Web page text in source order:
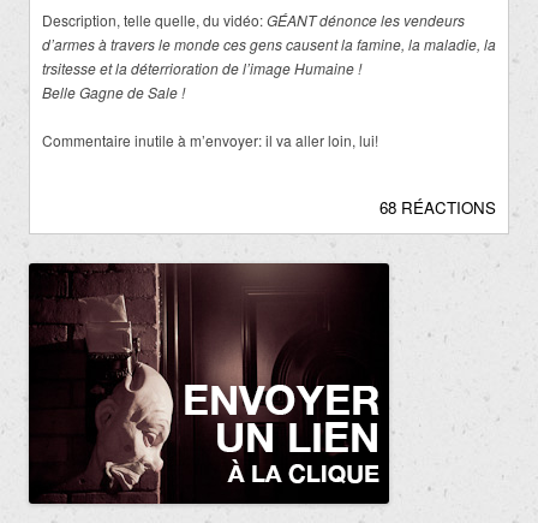
Description, telle quelle, du vidéo:GÉANT dénonce les vendeurs
d’armes à travers le mondeces gens causent la famine, la maladie, la
trsitesse et la déterrioration de l’image Humaine !
Belle Gagne de Sale !
Commentaire inutile à m’envoyer: il va aller loin, lui!
68 RÉACTIONS